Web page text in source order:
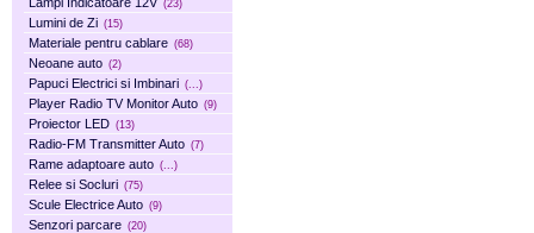
(23)
Lumini de Zi (15)
Materiale pentru cablare (68)
Neoane auto (2)
Papuci Electrici si Imbinari (...)
Player Radio TV Monitor Auto (9)
Proiector LED (13)
Radio-FM Transmitter Auto (7)
Rame adaptoare auto (...)
Relee si Socluri (75)
Scule Electrice Auto (9)
Senzori parcare (20)